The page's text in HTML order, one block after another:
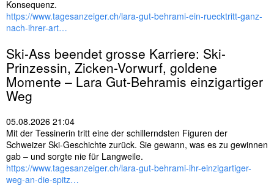
Konsequenz.
https://www.tagesanzeiger.ch/lara-gut-behrami-ein-ruecktritt-ganz-
nach-ihrer-art…
Ski-Ass beendet grosse Karriere: Ski-
Prinzessin, Zicken-Vorwurf, goldene
Momente – Lara Gut-Behramis einzigartiger
Weg
05.08.2026 21:04
Mit der Tessinerin tritt eine der schillerndsten Figuren der
Schweizer Ski-Geschichte zurück. Sie gewann, was es zu gewinnen
gab – und sorgte nie für Langweile.
https://www.tagesanzeiger.ch/lara-gut-behrami-ihr-einzigartiger-
weg-an-die-spitz…